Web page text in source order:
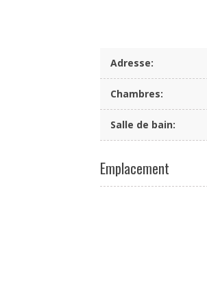
Adresse:
Chambres:
Salle de bain:
Emplacement